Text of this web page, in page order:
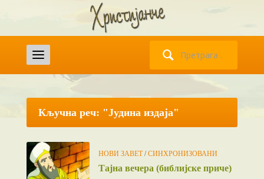
Кључна реч: "Јудина издаја"
НОВИ ЗАВЕТ/СИНХРОНИЗОВАНИ
Тајна вечера (библијске приче)